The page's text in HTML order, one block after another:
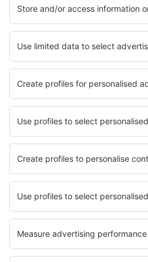
Hotely in Blue Ridge Hotely
Hotely v New Orleans Hotely in
Nejlepší hotely - města
Hotely in San Nicolo'a Tordino
Hotely in Marina di Castagneto
Hotely in Lac-Beauport Hotely
Hotely in Neu-Isenburg Hotely
Nejlepší hotely - regiony